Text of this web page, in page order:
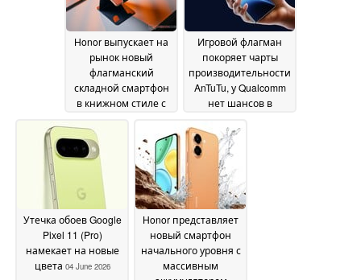
Honor выпускает на
рынок новый
флагманский
складной смартфон
в книжном стиле с
дизайном
04 June 2026
Игровой флагман
покоряет чарты
производительности
AnTuTu, у Qualcomm
нет шансов в
June 2026
Утечка обоев Google
Pixel 11 (Pro)
намекает на новые
цвета 04 June 2026
Honor представляет
новый смартфон
начального уровня с
массивным